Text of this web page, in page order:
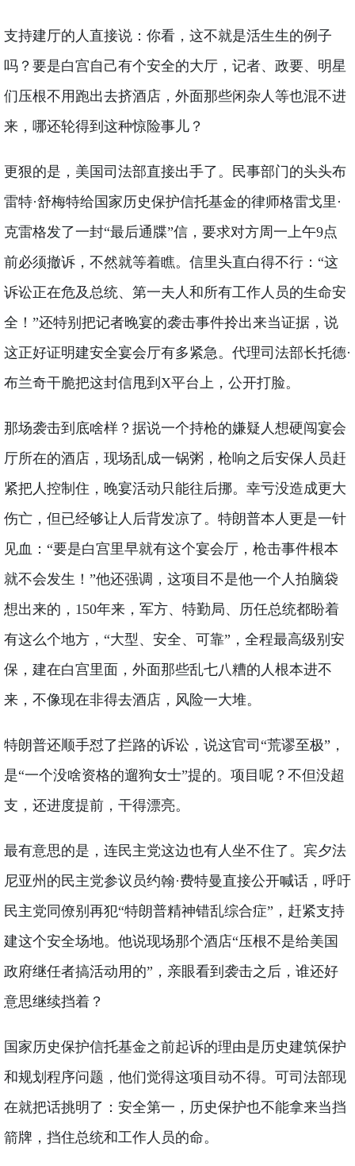
支持建厅的人直接说：你看，这不就是活生生的例子
吗？要是白宫自己有个安全的大厅，记者、政要、明星
们压根不用跑出去挤酒店，外面那些闲杂人等也混不进
来，哪还轮得到这种惊险事儿？
更狠的是，美国司法部直接出手了。民事部门的头头布
雷特·舒梅特给国家历史保护信托基金的律师格雷戈里·
克雷格发了一封“最后通牒”信，要求对方周一上午9点
前必须撤诉，不然就等着瞧。信里头直白得不行：“这
诉讼正在危及总统、第一夫人和所有工作人员的生命安
全！”还特别把记者晚宴的袭击事件拎出来当证据，说
这正好证明建安全宴会厅有多紧急。代理司法部长托德·
布兰奇干脆把这封信甩到X平台上，公开打脸。
那场袭击到底啥样？据说一个持枪的嫌疑人想硬闯宴会
厅所在的酒店，现场乱成一锅粥，枪响之后安保人员赶
紧把人控制住，晚宴活动只能往后挪。幸亏没造成更大
伤亡，但已经够让人后背发凉了。特朗普本人更是一针
见血：“要是白宫里早就有这个宴会厅，枪击事件根本
就不会发生！”他还强调，这项目不是他一个人拍脑袋
想出来的，150年来，军方、特勤局、历任总统都盼着
有这么个地方，“大型、安全、可靠”，全程最高级别安
保，建在白宫里面，外面那些乱七八糟的人根本进不
来，不像现在非得去酒店，风险一大堆。
特朗普还顺手怼了拦路的诉讼，说这官司“荒谬至极”，
是“一个没啥资格的遛狗女士”提的。项目呢？不但没超
支，还进度提前，干得漂亮。
最有意思的是，连民主党这边也有人坐不住了。宾夕法
尼亚州的民主党参议员约翰·费特曼直接公开喊话，呼吁
民主党同僚别再犯“特朗普精神错乱综合症”，赶紧支持
建这个安全场地。他说现场那个酒店“压根不是给美国
政府继任者搞活动用的”，亲眼看到袭击之后，谁还好
意思继续挡着？
国家历史保护信托基金之前起诉的理由是历史建筑保护
和规划程序问题，他们觉得这项目动不得。可司法部现
在就把话挑明了：安全第一，历史保护也不能拿来当挡
箭牌，挡住总统和工作人员的命。